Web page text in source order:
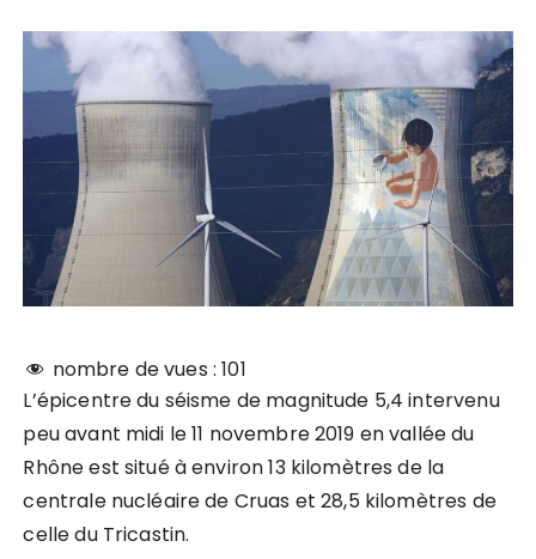
nombre de vues : 101
L’épicentre du séisme de magnitude 5,4 intervenu
peu avant midi le 11 novembre 2019 en vallée du
Rhône est situé à environ 13 kilomètres de la
centrale nucléaire de Cruas et 28,5 kilomètres de
celle du Tricastin.